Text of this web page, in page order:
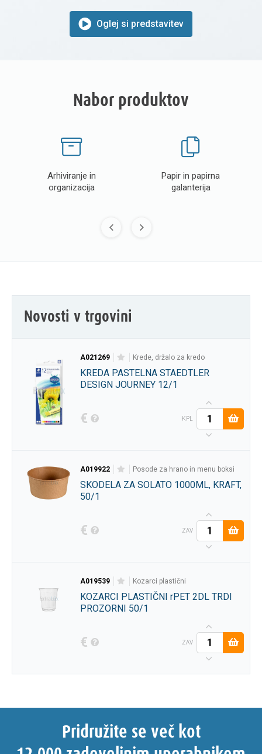
Oglej si predstavitev
Nabor produktov
arhiviranje in
organizacija
papir in papirna
galanterija
Novosti v trgovini
A021269 krede, držalo za kredo
KREDA PASTELNA STAEDTLER
DESIGN JOURNEY 12/1
€ KPL
A019922 posode za hrano in menu boksi
SKODELA ZA SOLATO 1000ML, KRAFT,
50/1
€ ZAV
A019539 kozarci plastični
KOZARCI PLASTIČNI rPET 2DL TRDI
PROZORNI 50/1
€ ZAV
Pridružite se več kot